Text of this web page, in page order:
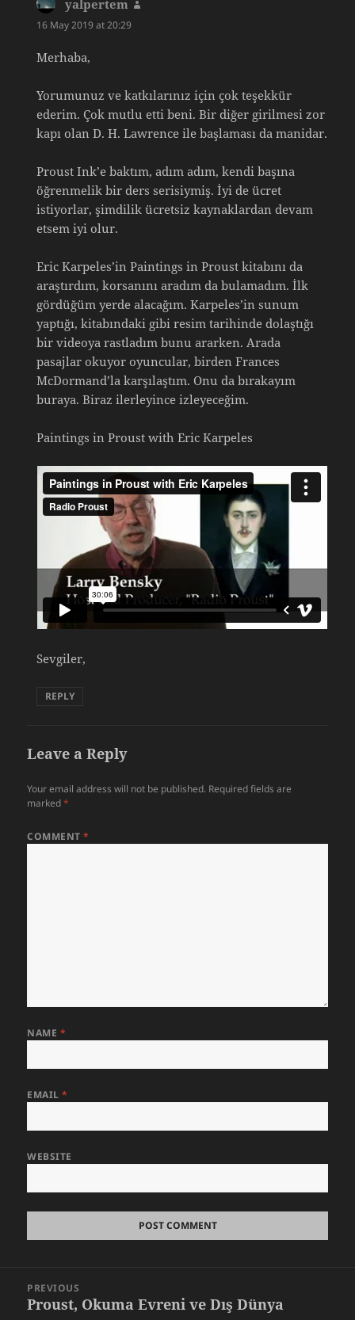
yalpertem
16 May 2019 at 20:29
Merhaba,
Yorumunuz ve katkılarınız için çok teşekkür
ederim. Çok mutlu etti beni. Bir diğer girilmesi zor
kapı olan D. H. Lawrence ile başlaması da manidar.
Proust Ink’e baktım, adım adım, kendi başına
öğrenmelik bir ders serisiymiş. İyi de ücret
istiyorlar, şimdilik ücretsiz kaynaklardan devam
etsem iyi olur.
Eric Karpeles’in Paintings in Proust kitabını da
araştırdım, korsanını aradım da bulamadım. İlk
gördüğüm yerde alacağım. Karpeles’in sunum
yaptığı, kitabındaki gibi resim tarihinde dolaştığı
bir videoya rastladım bunu ararken. Arada
pasajlar okuyor oyuncular, birden Frances
McDormand’la karşılaştım. Onu da bırakayım
buraya. Biraz ilerleyince izleyeceğim.
Paintings in Proust with Eric Karpeles
Sevgiler,
REPLY
Leave a Reply
Your email address will not be published. Required fields are
marked*
COMMENT*
NAME *
EMAIL*
WEBSITE
navigation
PREVIOUS
Previous
Proust, Okuma Evreni ve Dış Dünya